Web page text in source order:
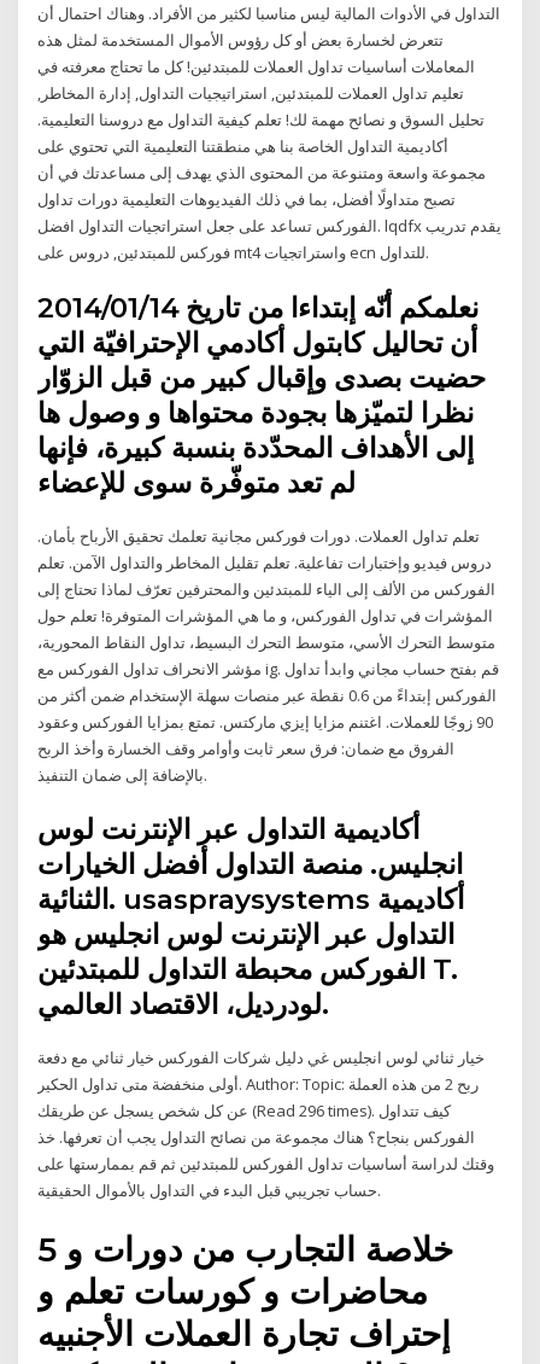
التداول في الأدوات المالية ليس مناسبا لكثير من الأفراد. وهناك احتمال أن
تتعرض لخسارة بعض أو كل رؤوس الأموال المستخدمة لمثل هذه
المعاملات أساسيات تداول العملات للمبتدئين! كل ما تحتاج معرفته في
تعليم تداول العملات للمبتدئين, استراتيجيات التداول, إدارة المخاطر,
تحليل السوق و نصائح مهمة لك! تعلم كيفية التداول مع دروسنا التعليمية.
أكاديمية التداول الخاصة بنا هي منطقتنا التعليمية التي تحتوي على
مجموعة واسعة ومتنوعة من المحتوى الذي يهدف إلى مساعدتك في أن
تصبح متداولًا أفضل، بما في ذلك الفيديوهات التعليمية دورات تداول
الفوركس تساعد على جعل استراتجيات التداول افضل. lqdfx يقدم تدريب
فوركس للمبتدئين, دروس على mt4 واستراتجيات ecn للتداول.
نعلمكم أنّه إبتداءا من تاريخ 2014/01/14
أن تحاليل كابتول أكادمي الإحترافيّة التي
حضيت بصدى وإقبال كبير من قبل الزوّار
نظرا لتميّزها بجودة محتواها و وصول ها
إلى الأهداف المحدّدة بنسبة كبيرة، فإنها
لم تعد متوفّرة سوى للإعضاء
تعلم تداول العملات. دورات فوركس مجانية تعلمك تحقيق الأرباح بأمان.
دروس فيديو وإختبارات تفاعلية. تعلم تقليل المخاطر والتداول الآمن. تعلم
الفوركس من الألف إلى الياء للمبتدئين والمحترفين تعرّف لماذا تحتاج إلى
المؤشرات في تداول الفوركس، و ما هي المؤشرات المتوفرة! تعلم حول
متوسط التحرك الأسي، متوسط التحرك البسيط، تداول النقاط المحورية،
مؤشر الانحراف تداول الفوركس مع ig. قم بفتح حساب مجاني وابدأ تداول
الفوركس إبتداءً من 0.6 نقطة عبر منصات سهلة الإستخدام ضمن أكثر من
90 زوجًا للعملات. اغتنم مزايا إيزي ماركتس. تمتع بمزايا الفوركس وعقود
الفروق مع ضمان: فرق سعر ثابت وأوامر وقف الخسارة وأخذ الربح
بالإضافة إلى ضمان التنفيذ.
أكاديمية التداول عبر الإنترنت لوس
انجليس. منصة التداول أفضل الخيارات
الثنائية. usaspraysystems أكاديمية
التداول عبر الإنترنت لوس انجليس هو
الفوركس محبطة التداول للمبتدئين T.
لودرديل، الاقتصاد العالمي.
خيار ثنائي لوس انجليس غي دليل شركات الفوركس خيار ثنائي مع دفعة
أولى منخفضة متى تداول الحكير. Author: Topic: ربح 2 من هذه العملة
عن كل شخص يسجل عن طريقك (Read 296 times). كيف تتداول
الفوركس بنجاح؟ هناك مجموعة من نصائح التداول يجب أن تعرفها. خذ
وقتك لدراسة أساسيات تداول الفوركس للمبتدئين ثم قم بممارستها على
حساب تجريبي قبل البدء في التداول بالأموال الحقيقية.
5 خلاصة التجارب من دورات و
محاضرات و كورسات تعلم و
إحتراف تجارة العملات الأجنبيه